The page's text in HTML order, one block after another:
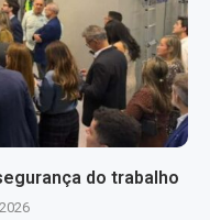
do trabalho